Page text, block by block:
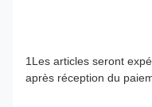
1Les articles seront
après réception du